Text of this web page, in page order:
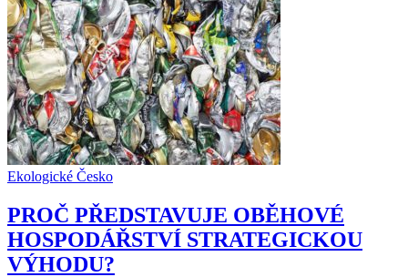
Ekologické Česko
PROČ PŘEDSTAVUJE OBĚHOVÉ
HOSPODÁŘSTVÍ STRATEGICKOU
VÝHODU?